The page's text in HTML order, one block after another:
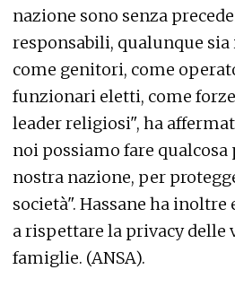
nazione sono senza
responsabili, qualunque
come genitori, come
funzionari eletti, come
leader religiosi", ha
noi possiamo fare
nostra nazione, per
società". Hassane ha
a rispettare la privacy delle
famiglie. (ANSA).